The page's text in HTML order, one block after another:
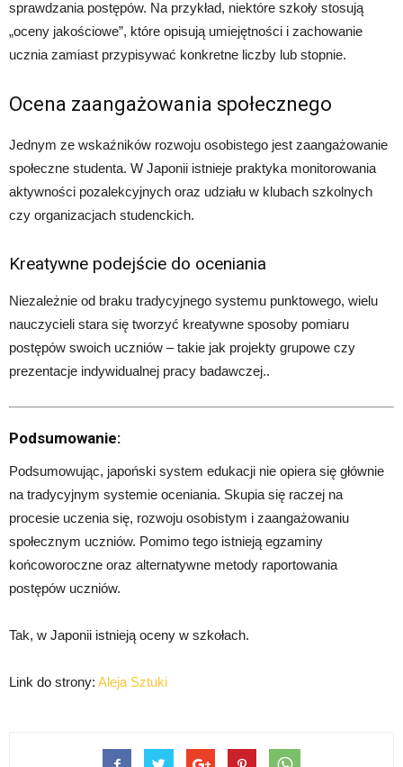
sprawdzania postępów. Na przykład, niektóre szkoły stosują
„oceny jakościowe”, które opisują umiejętności i zachowanie
ucznia zamiast przypisywać konkretne liczby lub stopnie.
Ocena zaangażowania społecznego
Jednym ze wskaźników rozwoju osobistego jest zaangażowanie
społeczne studenta. W Japonii istnieje praktyka monitorowania
aktywności pozalekcyjnych oraz udziału w klubach szkolnych
czy organizacjach studenckich.
Kreatywne podejście do oceniania
Niezależnie od braku tradycyjnego systemu punktowego, wielu
nauczycieli stara się tworzyć kreatywne sposoby pomiaru
postępów swoich uczniów – takie jak projekty grupowe czy
prezentacje indywidualnej pracy badawczej..
Podsumowanie:
Podsumowując, japoński system edukacji nie opiera się głównie
na tradycyjnym systemie oceniania. Skupia się raczej na
procesie uczenia się, rozwoju osobistym i zaangażowaniu
społecznym uczniów. Pomimo tego istnieją egzaminy
końcoworoczne oraz alternatywne metody raportowania
postępów uczniów.
Tak, w Japonii istnieją oceny w szkołach.
Link do strony: Aleja Sztuki